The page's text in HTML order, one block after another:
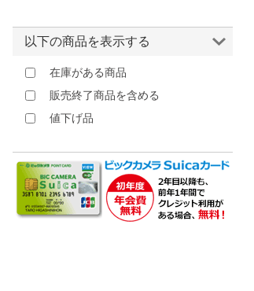
以下の商品を表示する
在庫がある商品
販売終了商品を含める
値下げ品